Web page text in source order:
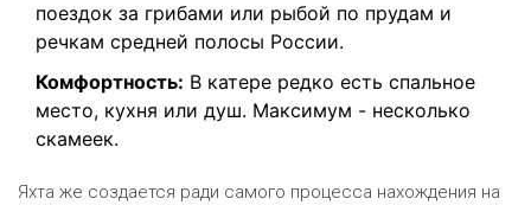
поездок за грибами или рыбой по прудам и
речкам средней полосы России.
Комфортность: В катере редко есть спальное
место, кухня или душ. Максимум - несколько
скамеек.
Яхта же создается ради самого процесса нахождения на